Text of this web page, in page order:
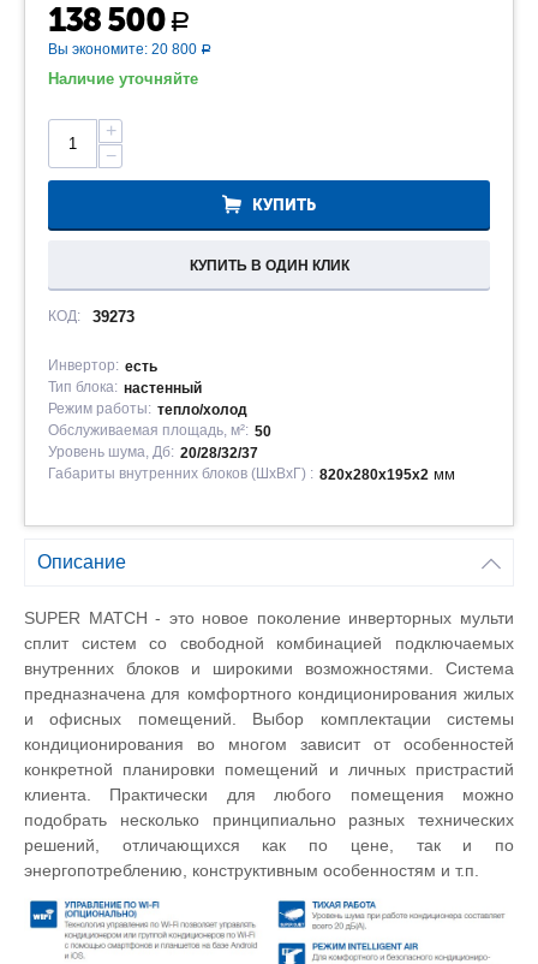
138 500 Р
Вы экономите: 20 800 Р
Наличие уточняйте
+
−
КУПИТЬ
КУПИТЬ В ОДИН КЛИК
КОД: 39273
Инвертор: есть
Тип блока: настенный
Режим работы: тепло/холод
Обслуживаемая площадь, м²: 50
Уровень шума, Дб: 20/28/32/37
Габариты внутренних блоков (ШxВxГ) : 820x280x195x2 мм
Описание
SUPER MATCH - это новое поколение инверторных мульти
сплит систем со свободной комбинацией подключаемых
внутренних блоков и широкими возможностями. Система
предназначена для комфортного кондиционирования жилых
и офисных помещений. Выбор комплектации системы
кондиционирования во многом зависит от особенностей
конкретной планировки помещений и личных пристрастий
клиента. Практически для любого помещения можно
подобрать несколько принципиально разных технических
решений, отличающихся как по цене, так и по
энергопотреблению, конструктивным особенностям и т.п.